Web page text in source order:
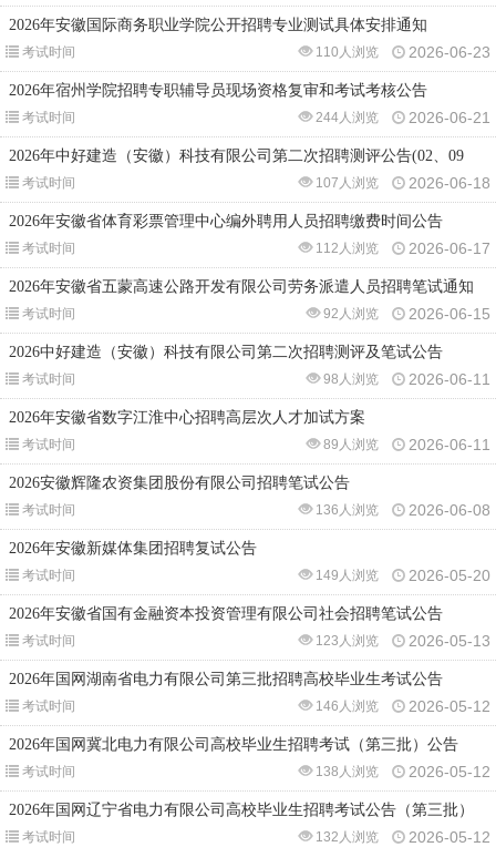
2026年安徽国际商务职业学院公开招聘专业测试具体安排通知
考试时间 2026-06-23
110人浏览
2026年宿州学院招聘专职辅导员现场资格复审和考试考核公告
考试时间 2026-06-21
244人浏览
2026年中好建造（安徽）科技有限公司第二次招聘测评公告(02、09
考试时间 2026-06-18
107人浏览
2026年安徽省体育彩票管理中心编外聘用人员招聘缴费时间公告
考试时间 2026-06-17
112人浏览
2026年安徽省五蒙高速公路开发有限公司劳务派遣人员招聘笔试通知
考试时间 2026-06-15
92人浏览
2026中好建造（安徽）科技有限公司第二次招聘测评及笔试公告
考试时间 2026-06-11
98人浏览
2026年安徽省数字江淮中心招聘高层次人才加试方案
考试时间 2026-06-11
89人浏览
2026安徽辉隆农资集团股份有限公司招聘笔试公告
考试时间 2026-06-08
136人浏览
2026年安徽新媒体集团招聘复试公告
考试时间 2026-05-20
149人浏览
2026年安徽省国有金融资本投资管理有限公司社会招聘笔试公告
考试时间 2026-05-13
123人浏览
2026年国网湖南省电力有限公司第三批招聘高校毕业生考试公告
考试时间 2026-05-12
146人浏览
2026年国网冀北电力有限公司高校毕业生招聘考试（第三批）公告
考试时间 2026-05-12
138人浏览
2026年国网辽宁省电力有限公司高校毕业生招聘考试公告（第三批）
考试时间 2026-05-12
132人浏览